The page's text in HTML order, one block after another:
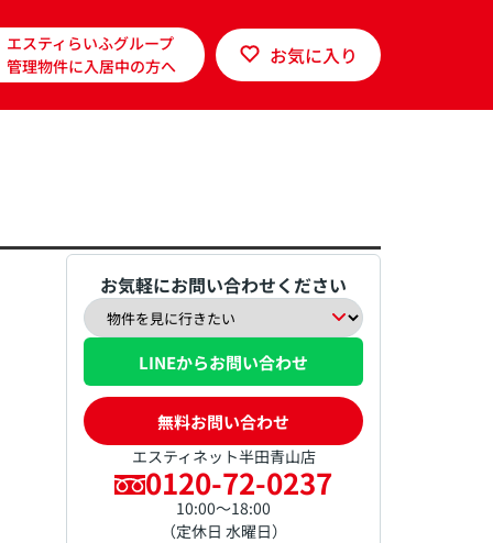
エスティらいふグループ
管理物件に入居中の方へ
お気に入り
お気軽にお問い合わせください
LINEからお問い合わせ
無料お問い合わせ
エスティネット半田青山店
0120-72-0237
10:00～18:00
（定休日 水曜日）